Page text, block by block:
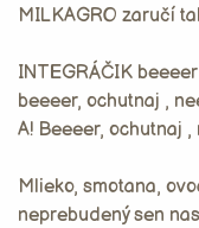
MILKAGRO zaručí
INTEGRÁČIK
beeeer, ochutnaj ,
A! Beeeer, ochutnaj
Mlieko, smotana,
neprebudený sen